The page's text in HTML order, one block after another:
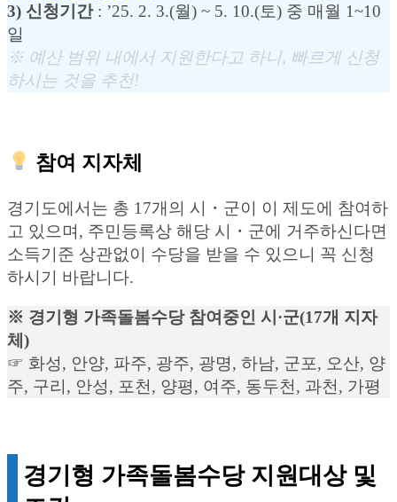
3) 신청기간: ’25. 2. 3.(월) ~ 5. 10.(토) 중 매월 1~10
일
※ 예산 범위 내에서 지원한다고 하니, 빠르게 신청
하시는 것을 추천!
참여 지자체
경기도에서는 총 17개의 시・군이 이 제도에 참여하
고 있으며, 주민등록상 해당 시・군에 거주하신다면
소득기준 상관없이 수당을 받을 수 있으니 꼭 신청
하시기 바랍니다.
※ 경기형 가족돌봄수당 참여중인 시·군(17개 지자
체)
☞ 화성, 안양, 파주, 광주, 광명, 하남, 군포, 오산, 양
주, 구리, 안성, 포천, 양평, 여주, 동두천, 과천, 가평
경기형 가족돌봄수당 지원대상 및